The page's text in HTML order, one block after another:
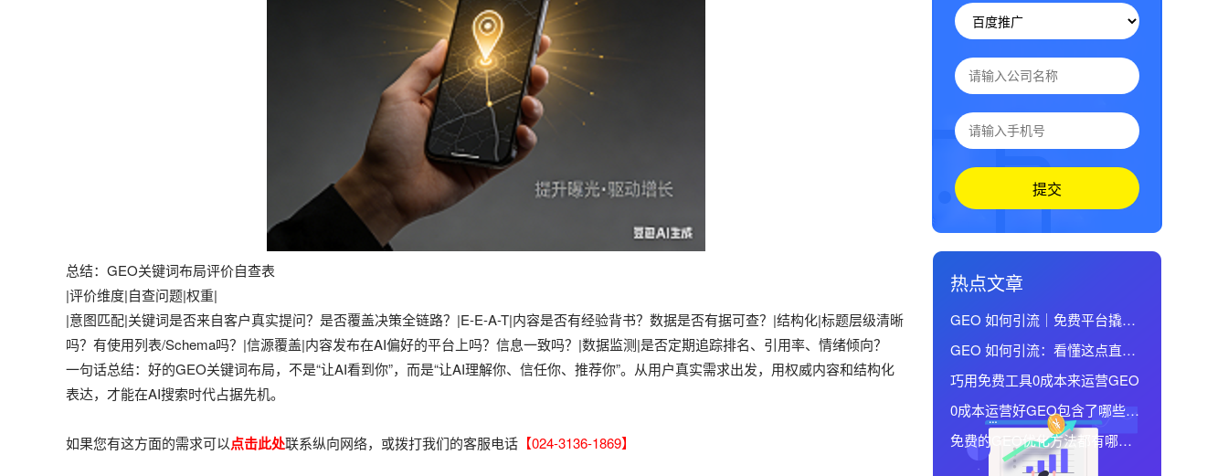
总结：GEO关键词布局评价自查表
|评价维度|自查问题|权重|
|意图匹配|关键词是否来自客户真实提问？是否覆盖决策全链路？|E-E-A-T|内容是否有经验背书？数据是否有据可查？|结构化|标题层级清晰
吗？有使用列表/Schema吗？|信源覆盖|内容发布在AI偏好的平台上吗？信息一致吗？|数据监测|是否定期追踪排名、引用率、情绪倾向？
一句话总结：好的GEO关键词布局，不是“让AI看到你”，而是“让AI理解你、信任你、推荐你”。从用户真实需求出发，用权威内容和结构化
表达，才能在AI搜索时代占据先机。
如果您有这方面的需求可以点击此处联系纵向网络，或拨打我们的客服电话 【024-3136-1869】
提交
热点文章
GEO 如何引流｜免费平台撬动
GEO 如何引流：看懂这点直接
巧用免费工具0成本来运营GEO
0成本运营好GEO包含了哪些逻
免费的GEO优化方法都有哪些
比较实用